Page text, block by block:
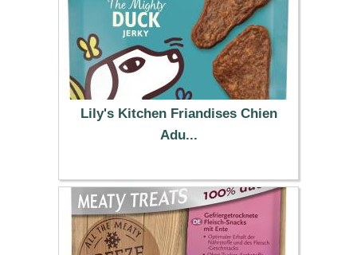
Lily's Kitchen Friandises Chien
Adu...
2.99 €